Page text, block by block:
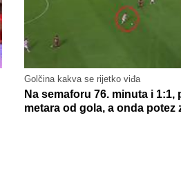
Golčina kakva se rijetko viđa
Na semaforu 76. minuta i 1:1,
metara od gola, a onda potez